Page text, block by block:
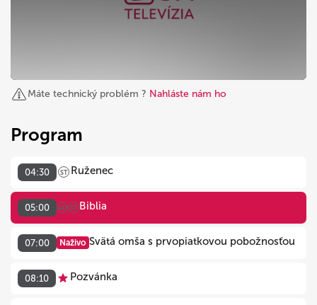
Máte technický problém ? Nahláste nám ho
Program
04:30 ST Ruženec
05:00 AD ST Biblia
07:00 Naživo Svätá omša s prvopiatkovou pobožnosťou
08:10 Pozvánka